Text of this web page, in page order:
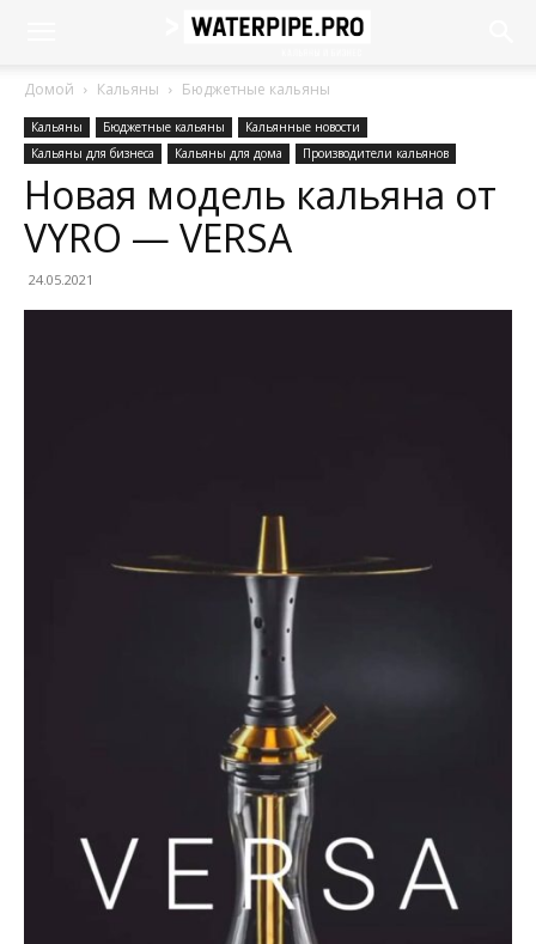
Домой Кальяны Бюджетные кальяны
Кальяны Бюджетные кальяны
Кальянные новости
Кальяны для бизнеса
Кальяны для дома Производители кальянов
Новая модель кальяна от
VYRO — VERSA
24.05.2021